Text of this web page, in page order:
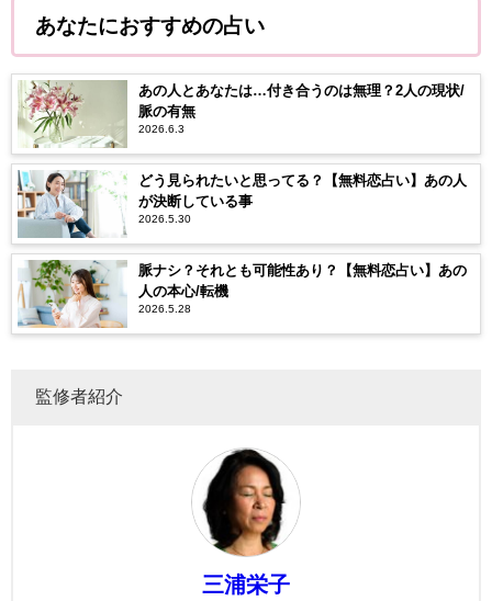
あなたにおすすめの占い
あの人とあなたは…付き合うのは無理？2人の現状/
脈の有無
2026.6.3
どう見られたいと思ってる？【無料恋占い】あの人
が決断している事
2026.5.30
脈ナシ？それとも可能性あり？【無料恋占い】あの
人の本心/転機
2026.5.28
監修者紹介
三浦栄子